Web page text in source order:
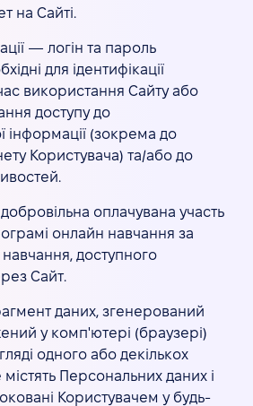
на Сайті.
— логін та пароль
для ідентифікації
використання Сайту або
доступу до
інформації (зокрема до
Користувача) та/або до
оплачувана участь
онлайн навчання за
доступного
Сайт.
даних, згенерований
у комп'ютері (браузері)
одного або декількох
Персональних даних і
Користувачем у будь-